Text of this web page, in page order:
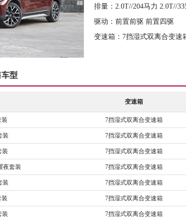
排量：2.0T//204马力 2.0T//
驱动：前置前驱 前置四驱
变速箱：7挡湿式双离合变速
型
变速箱
7挡湿式双离合变速箱
装 7挡湿式双离合变速箱
装 7挡湿式双离合变速箱
夜套装 7挡湿式双离合变速箱
装 7挡湿式双离合变速箱
7挡湿式双离合变速箱
装 7挡湿式双离合变速箱